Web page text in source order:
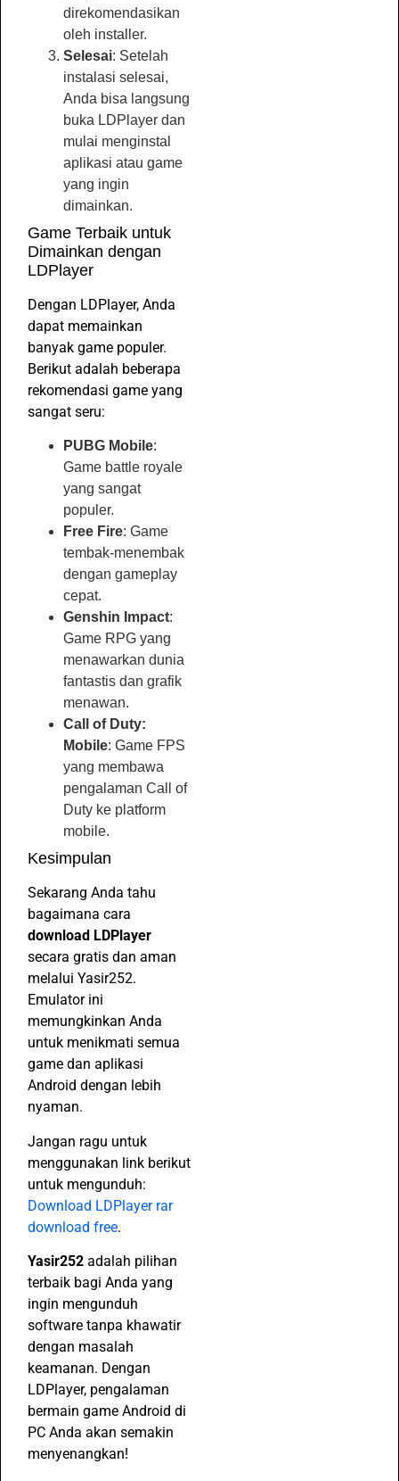
direkomendasikan
oleh installer.
Selesai: Setelah
instalasi selesai,
Anda bisa langsung
buka LDPlayer dan
mulai menginstal
aplikasi atau game
yang ingin
dimainkan.
Game Terbaik untuk
Dimainkan dengan
LDPlayer
Dengan LDPlayer, Anda
dapat memainkan
banyak game populer.
Berikut adalah beberapa
rekomendasi game yang
sangat seru:
PUBG Mobile:
Game battle royale
yang sangat
populer.
Free Fire: Game
tembak-menembak
dengan gameplay
cepat.
Genshin Impact:
Game RPG yang
menawarkan dunia
fantastis dan grafik
menawan.
Call of Duty:
Mobile: Game FPS
yang membawa
pengalaman Call of
Duty ke platform
mobile.
Kesimpulan
Sekarang Anda tahu
bagaimana cara
download LDPlayer
secara gratis dan aman
melalui Yasir252.
Emulator ini
memungkinkan Anda
untuk menikmati semua
game dan aplikasi
Android dengan lebih
nyaman.
Jangan ragu untuk
menggunakan link berikut
untuk mengunduh:
Download LDPlayer rar
download free.
Yasir252 adalah pilihan
terbaik bagi Anda yang
ingin mengunduh
software tanpa khawatir
dengan masalah
keamanan. Dengan
LDPlayer, pengalaman
bermain game Android di
PC Anda akan semakin
menyenangkan!